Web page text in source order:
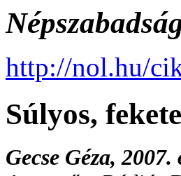
http://nol.hu/
Súlyos,
Gecse Géza,